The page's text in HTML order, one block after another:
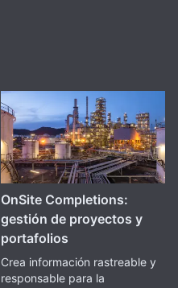
OnSite Completions:
gestión de proyectos y
portafolios
Crea información rastreable y
responsable para la